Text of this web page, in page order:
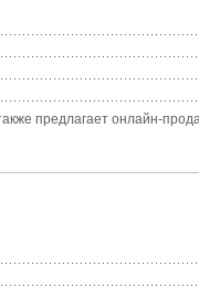
предлагает онлайн-